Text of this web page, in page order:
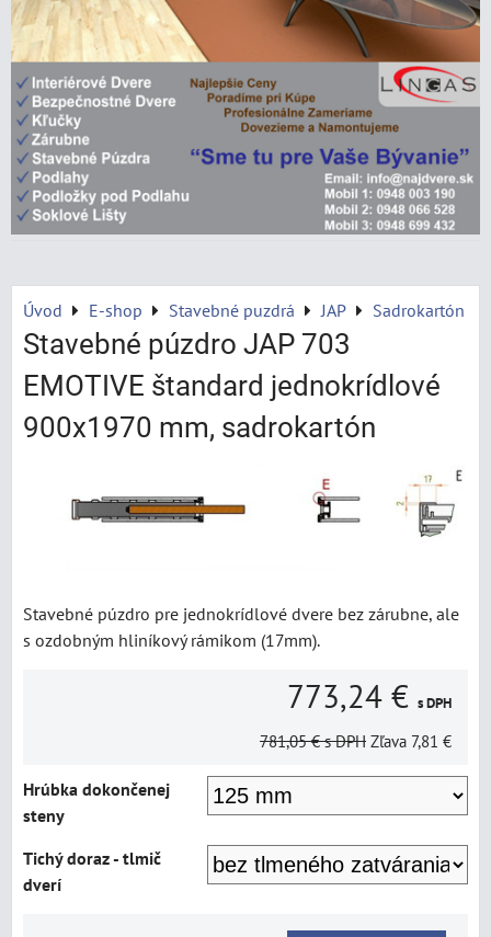
Úvod E-shop Stavebné puzdrá JAP Sadrokartón
Stavebné púzdro JAP 703
EMOTIVE štandard jednokrídlové
900x1970 mm, sadrokartón
Stavebné púzdro pre jednokrídlové dvere bez zárubne, ale
s ozdobným hliníkový rámikom (17mm).
773,24 € s DPH
781,05 € s DPH Zľava 7,81 €
Hrúbka dokončenej
steny
Tichý doraz - tlmič
dverí